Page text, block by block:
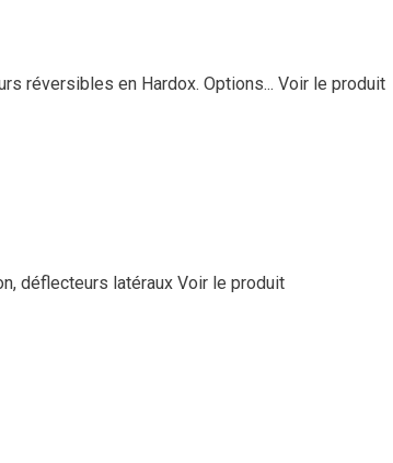
réversibles en Hardox. Options... Voir le produit
déflecteurs latéraux Voir le produit